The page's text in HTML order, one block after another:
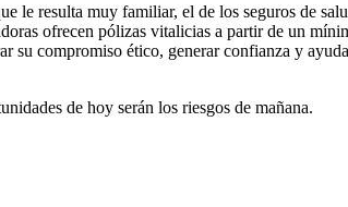
resulta muy familiar, el de los seguros de
ofrecen pólizas vitalicias a partir de un
compromiso ético, generar confianza y
de hoy serán los riesgos de mañana.